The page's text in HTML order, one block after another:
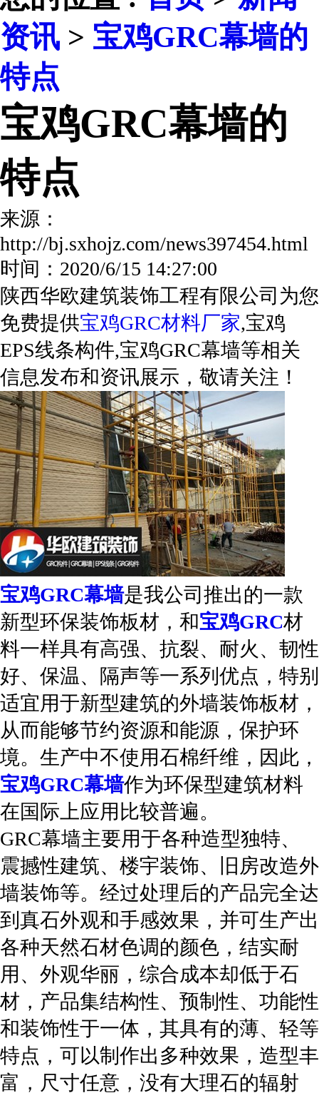
资讯 > 宝鸡GRC幕墙的
特点
宝鸡GRC幕墙的
特点
来源：
http://bj.sxhojz.com/
时间：2020/6/15 14:27:00
陕西华欧建筑装饰工程有限公司为您
免费提供宝鸡GRC材料厂家,宝鸡
EPS线条构件,宝鸡GRC幕墙等相关
信息发布和资讯展示，敬请关注！
宝鸡GRC幕墙是我公司推出的一款
新型环保装饰板材，和宝鸡GRC材
料一样具有高强、抗裂、耐火、韧性
好、保温、隔声等一系列优点，特别
适宜用于新型建筑的外墙装饰板材，
从而能够节约资源和能源，保护环
境。生产中不使用石棉纤维，因此，
宝鸡GRC幕墙作为环保型建筑材料
在国际上应用比较普遍。
GRC幕墙主要用于各种造型独特、
震撼性建筑、楼宇装饰、旧房改造外
墙装饰等。经过处理后的产品完全达
到真石外观和手感效果，并可生产出
各种天然石材色调的颜色，结实耐
用、外观华丽，综合成本却低于石
材，产品集结构性、预制性、功能性
和装饰性于一体，其具有的薄、轻等
特点，可以制作出多种效果，造型丰
富，尺寸任意，没有大理石的辐射